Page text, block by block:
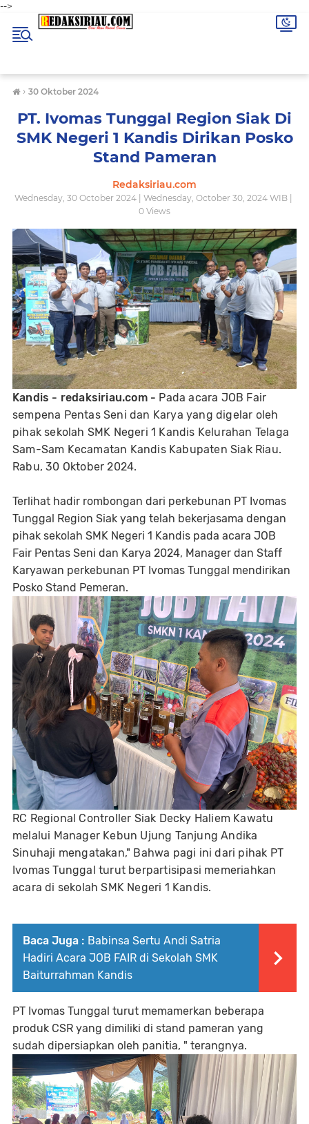
-->
› 30 Oktober 2024
PT. Ivomas Tunggal Region Siak Di
SMK Negeri 1 Kandis Dirikan Posko
Stand Pameran
Redaksiriau.com
Wednesday, 30 October 2024 | Wednesday, October 30, 2024 WIB |
0 Views
Kandis - redaksiriau.com - Pada acara JOB Fair
sempena Pentas Seni dan Karya yang digelar oleh
pihak sekolah SMK Negeri 1 Kandis Kelurahan Telaga
Sam-Sam Kecamatan Kandis Kabupaten Siak Riau.
Rabu, 30 Oktober 2024.
Terlihat hadir rombongan dari perkebunan PT Ivomas
Tunggal Region Siak yang telah bekerjasama dengan
pihak sekolah SMK Negeri 1 Kandis pada acara JOB
Fair Pentas Seni dan Karya 2024, Manager dan Staff
Karyawan perkebunan PT Ivomas Tunggal mendirikan
Posko Stand Pemeran.
RC Regional Controller Siak Decky Haliem Kawatu
melalui Manager Kebun Ujung Tanjung Andika
Sinuhaji mengatakan," Bahwa pagi ini dari pihak PT
Ivomas Tunggal turut berpartisipasi memeriahkan
acara di sekolah SMK Negeri 1 Kandis.
Baca Juga : Babinsa Sertu Andi Satria
Hadiri Acara JOB FAIR di Sekolah SMK
Baiturrahman Kandis
PT Ivomas Tunggal turut memamerkan beberapa
produk CSR yang dimiliki di stand pameran yang
sudah dipersiapkan oleh panitia, " terangnya.